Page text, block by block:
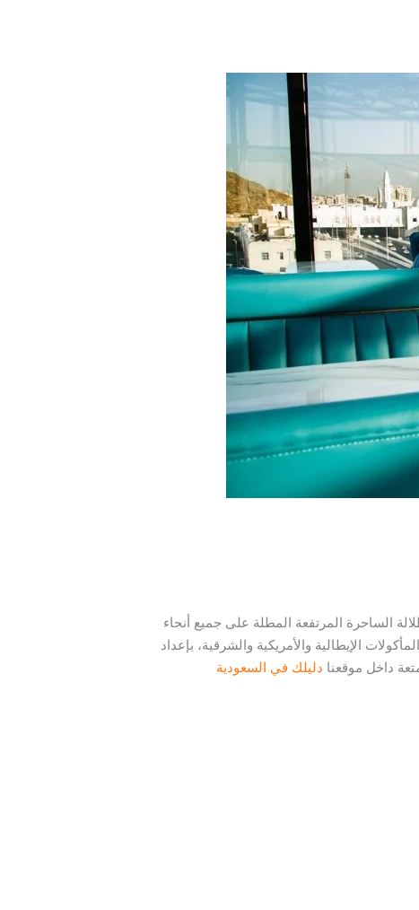
الساحرة المرتفعة المطلة على جميع أنحاء
وأكثر من 6 سنوات خبرة في تقديم البرجر والمأكولات الإيطالية والأمريكية والشرقية، بإعداد
داخل موقعنا دليلك في السعودية